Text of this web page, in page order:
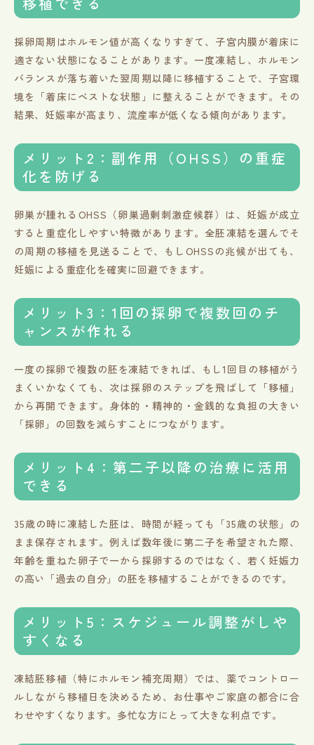
採卵周期はホルモン値が高くなりすぎて、子宮内膜が着床に
適さない状態になることがあります。一度凍結し、ホルモン
バランスが落ち着いた翌周期以降に移植することで、子宮環
境を「着床にベストな状態」に整えることができます。その
結果、妊娠率が高まり、流産率が低くなる傾向があります。
メリット2：副作用（OHSS）の重症
化を防げる
卵巣が腫れるOHSS（卵巣過剰刺激症候群）は、妊娠が成立
すると重症化しやすい特徴があります。全胚凍結を選んでそ
の周期の移植を見送ることで、もしOHSSの兆候が出ても、
妊娠による重症化を確実に回避できます。
メリット3：1回の採卵で複数回のチ
ャンスが作れる
一度の採卵で複数の胚を凍結できれば、もし1回目の移植がう
まくいかなくても、次は採卵のステップを飛ばして「移植」
から再開できます。身体的・精神的・金銭的な負担の大きい
「採卵」の回数を減らすことにつながります。
メリット4：第二子以降の治療に活用
できる
35歳の時に凍結した胚は、時間が経っても「35歳の状態」の
まま保存されます。例えば数年後に第二子を希望された際、
年齢を重ねた卵子で一から採卵するのではなく、若く妊娠力
の高い「過去の自分」の胚を移植することができるのです。
メリット5：スケジュール調整がしや
すくなる
凍結胚移植（特にホルモン補充周期）では、薬でコントロー
ルしながら移植日を決めるため、お仕事やご家庭の都合に合
わせやすくなります。多忙な方にとって大きな利点です。